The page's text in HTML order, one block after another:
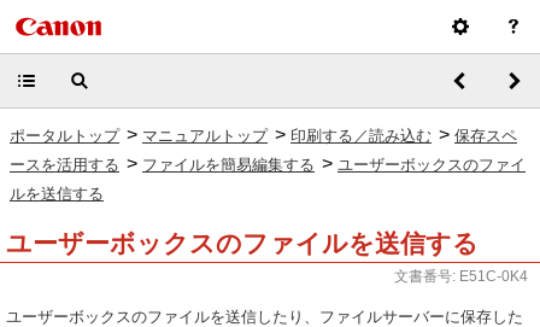
ポータルトップ > マニュアルトップ > 印刷する／読み込む > 保存スペ
ースを活用する > ファイルを簡易編集する > ユーザーボックスのファイ
ルを送信する
ユーザーボックスのファイルを送信する
文書番号: E51C-0K4
ユーザーボックスのファイルを送信したり、ファイルサーバーに保存した